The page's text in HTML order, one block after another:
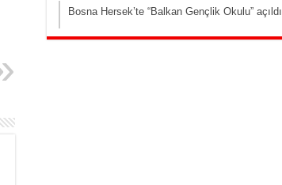
Bosna Hersek’te “Balkan Gençlik Okulu” açıldı